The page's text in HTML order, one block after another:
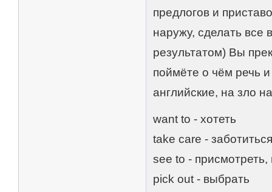
предлогов и
наружу, сделать все
результатом) Вы
поймёте о чём речь
английские, на зло
want to - хотеть
take care -
see to - присмотреть,
pick out - выбрать